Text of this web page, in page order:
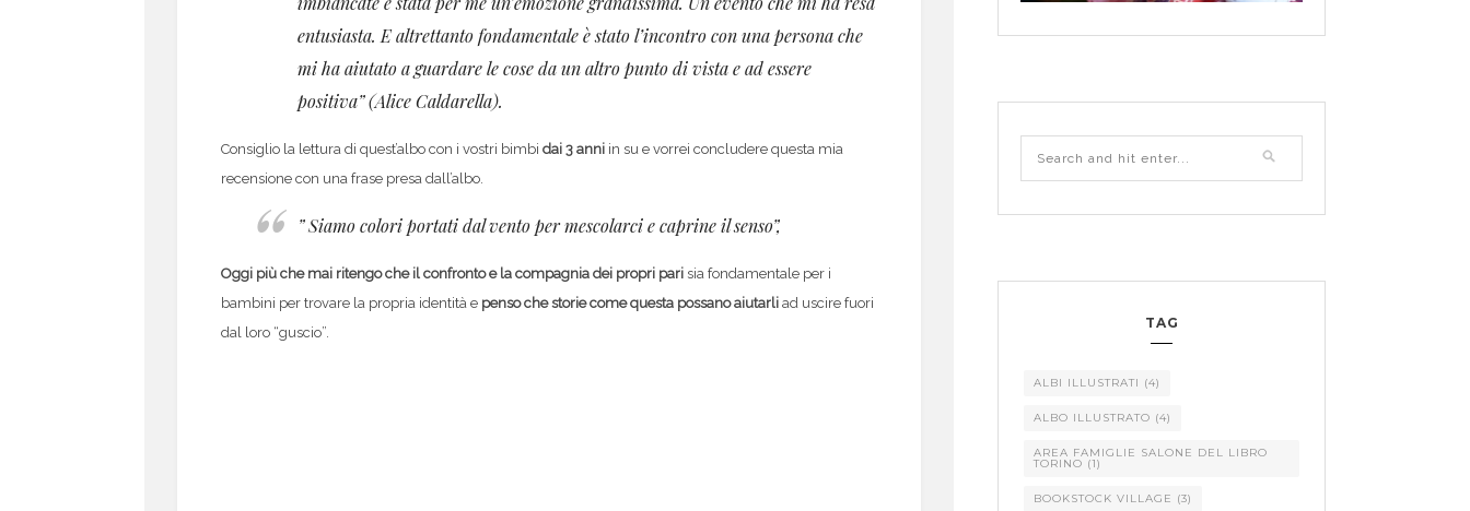
entusiasta. E altrettanto fondamentale è stato l’incontro con una persona che
mi ha aiutato a guardare le cose da un altro punto di vista e ad essere
positiva” (Alice Caldarella).
Consiglio la lettura di quest’albo con i vostri bimbi dai 3 anniin su e vorrei concludere questa mia
recensione con una frase presa dall’albo.
” Siamo colori portati dal vento per mescolarci e caprine il senso”,
Oggi più che mai ritengo che il confronto e la compagnia dei propri parisia fondamentale per i
bambini per trovare la propria identità e penso che storie come questa possano aiutarliad uscire fuori
dal loro “guscio”.
TAG
ALBI ILLUSTRATI (4)
ALBO ILLUSTRATO (4)
AREA FAMIGLIE SALONE DEL LIBRO
TORINO (1)
BOOKSTOCK VILLAGE (3)